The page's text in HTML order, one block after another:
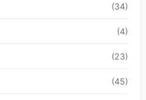
(34)
(4)
(23)
(45)